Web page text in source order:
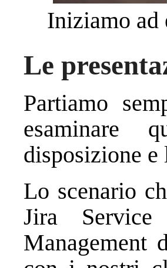
Iniziamo ad
Le
Partiamo
esaminare
disposizione e
Lo scenario
Jira Service
Management